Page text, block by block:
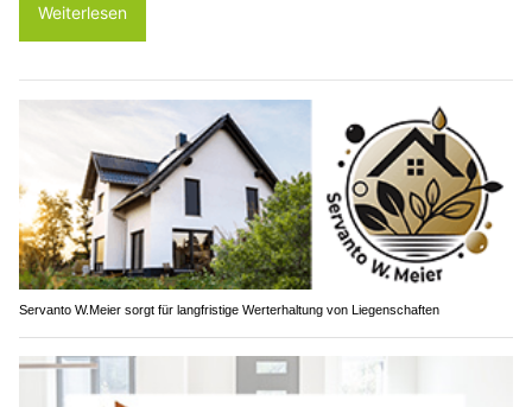
Weiterlesen
Servanto W.Meier sorgt für langfristige Werterhaltung von Liegenschaften